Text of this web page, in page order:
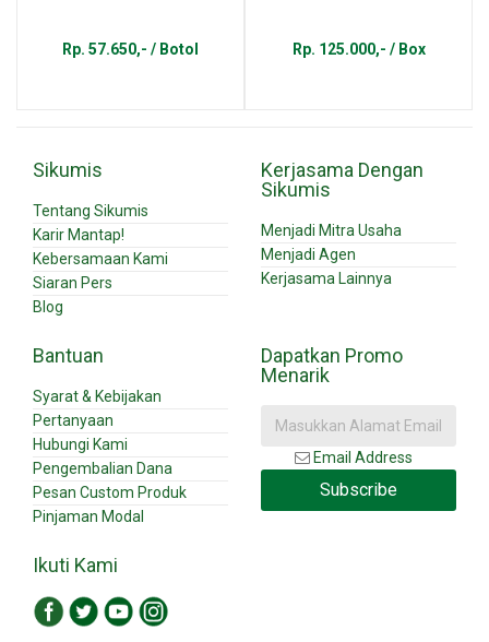
Rp. 57.650,- / Botol Rp. 125.000,- / Box
Sikumis
Tentang Sikumis
Karir Mantap!
Kebersamaan Kami
Siaran Pers
Blog
Kerjasama Dengan
Sikumis
Menjadi Mitra Usaha
Menjadi Agen
Kerjasama Lainnya
Bantuan
Syarat & Kebijakan
Pertanyaan
Hubungi Kami
Pengembalian Dana
Pesan Custom Produk
Pinjaman Modal
Dapatkan Promo
Menarik
Email Address
Subscribe
Ikuti Kami